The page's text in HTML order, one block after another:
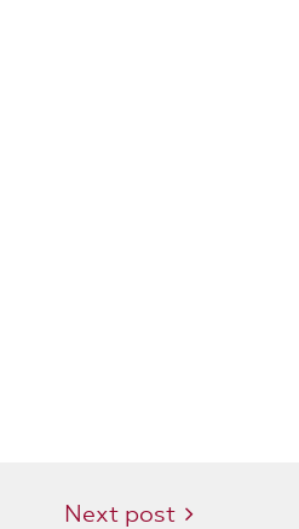
Next post